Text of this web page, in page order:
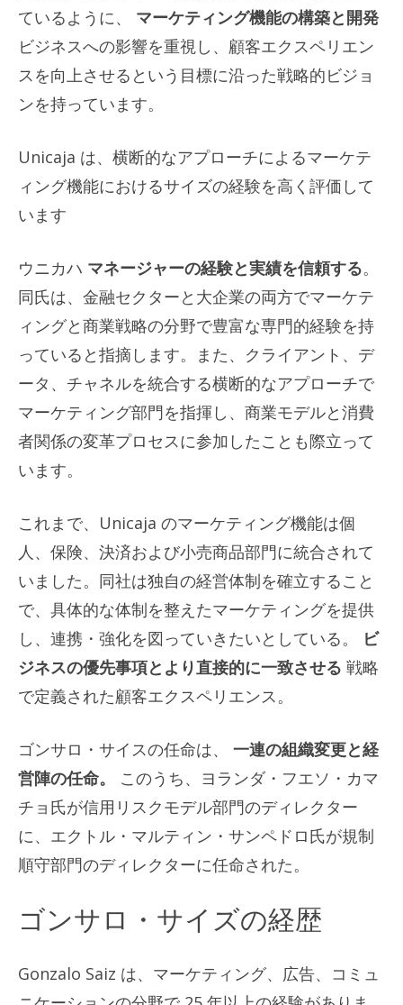
ているように、
マーケティング機能の構築と開発
ビジネスへの影響を重視し、顧客エクスペリエン
スを向上させるという目標に沿った戦略的ビジョ
ンを持っています。
Unicaja は、横断的なアプローチによるマーケテ
ィング機能におけるサイズの経験を高く評価して
います
ウニカハ マネージャーの経験と実績を信頼する。
同氏は、金融セクターと大企業の両方でマーケテ
ィングと商業戦略の分野で豊富な専門的経験を持
っていると指摘します。また、クライアント、デ
ータ、チャネルを統合する横断的なアプローチで
マーケティング部門を指揮し、商業モデルと消費
者関係の変革プロセスに参加したことも際立って
います。
これまで、Unicaja のマーケティング機能は個
人、保険、決済および小売商品部門に統合されて
いました。同社は独自の経営体制を確立すること
で、具体的な体制を整えたマーケティングを提供
し、連携・強化を図っていきたいとしている。
ビ
ジネスの優先事項とより直接的に一致させる 戦略
で定義された顧客エクスペリエンス。
ゴンサロ・サイスの任命は、 一連の組織変更と経
営陣の任命。 このうち、ヨランダ・フエソ・カマ
チョ氏が信用リスクモデル部門のディレクター
に、エクトル・マルティン・サンペドロ氏が規制
順守部門のディレクターに任命された。
ゴンサロ・サイズの経歴
Gonzalo Saiz は、マーケティング、広告、コミュ